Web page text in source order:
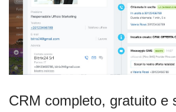
CRM completo, gratuito e